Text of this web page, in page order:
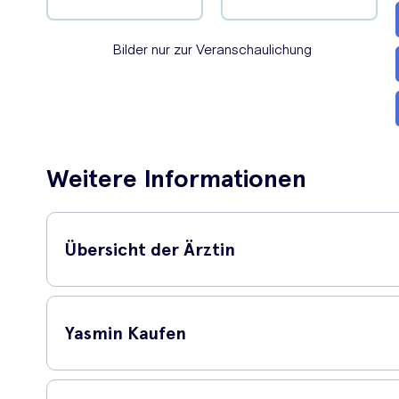
Bilder nur zur Veranschaulichung
Weitere Informationen
Übersicht der Ärztin
Yasmin Kaufen